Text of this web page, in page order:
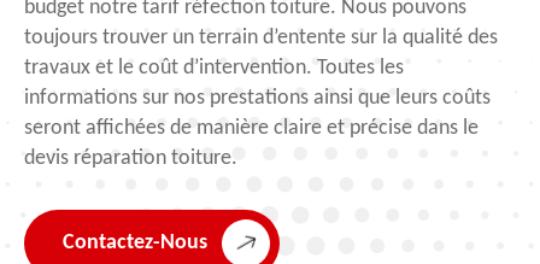
budget notre tarif réfection toiture. Nous pouvons
toujours trouver un terrain d’entente sur la qualité des
travaux et le coût d’intervention. Toutes les
informations sur nos prestations ainsi que leurs coûts
seront affichées de manière claire et précise dans le
devis réparation toiture.
Contactez-Nous